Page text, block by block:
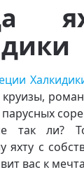
так ли?
яхту с
вас к